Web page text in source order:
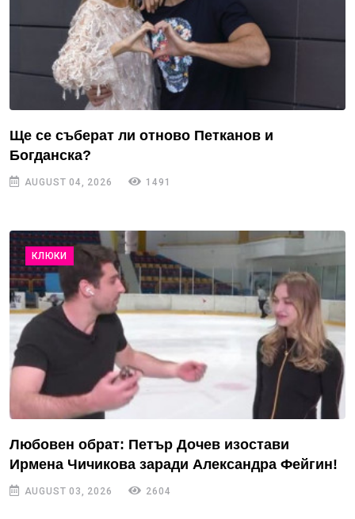
Ще се съберат ли отново Петканов и
Богданска?
AUGUST 04, 2026 1491
КЛЮКИ
Любовен обрат: Петър Дочев изостави
Ирмена Чичикова заради Александра Фейгин!
AUGUST 03, 2026 2604